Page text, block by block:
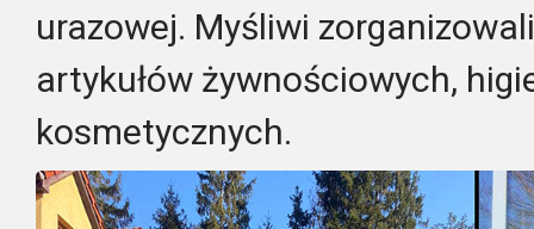
urazowej. Myśliwi
artykułów żywnościowych,
kosmetycznych.